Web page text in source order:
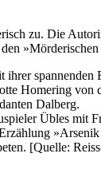
zu. Die
»Mörderischen
Homering
Dalberg.
Übles
[Quelle: